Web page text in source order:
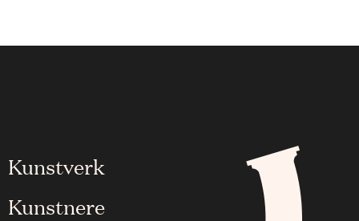
Kunstverk
Kunstnere